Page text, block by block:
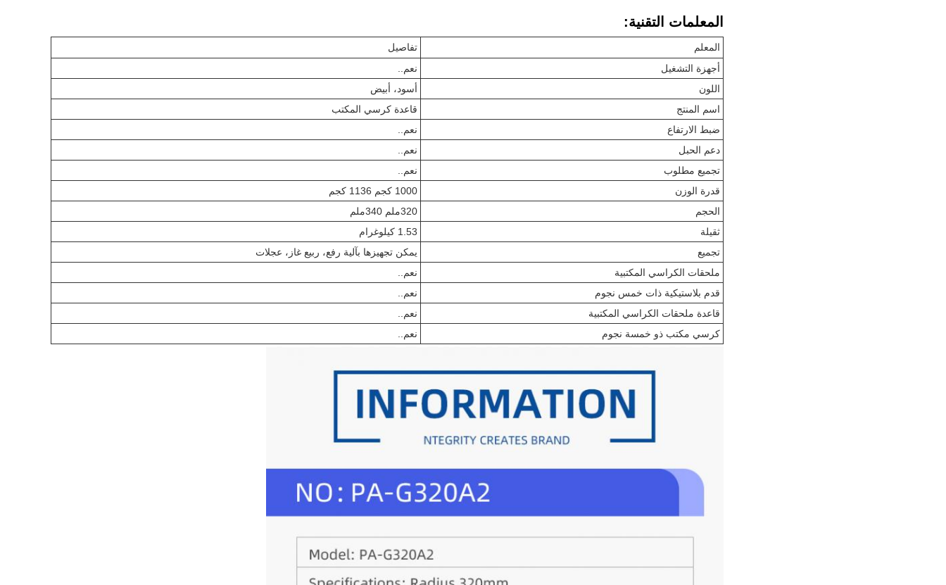
المعلمات التقنية:
المعلم
تفاصيل
أجهزة التشغيل
نعم..
اللون
أسود، أبيض
اسم المنتج
قاعدة كرسي المكتب
ضبط الارتفاع
نعم..
دعم الحبل
نعم..
تجميع مطلوب
نعم..
قدرة الوزن
1000 كجم 1136 كجم
الحجم
320ملم 340ملم
ثقيلة
1.53 كيلوغرام
تجميع
يمكن تجهيزها بآلية رفع، ربيع غاز، عجلات
ملحقات الكراسي المكتبية
نعم..
قدم بلاستيكية ذات خمس نجوم
نعم..
قاعدة ملحقات الكراسي المكتبية
نعم..
كرسي مكتب ذو خمسة نجوم
نعم..